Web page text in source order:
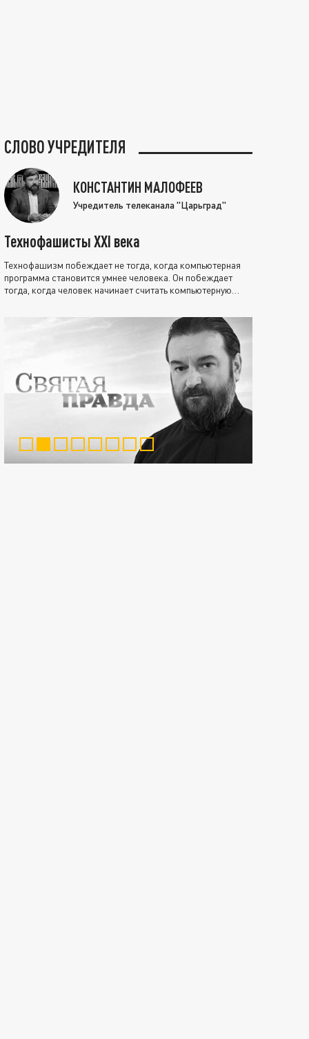
СЛОВО УЧРЕДИТЕЛЯ
КОНСТАНТИН МАЛОФЕЕВ
Учредитель телеканала "Царьград"
Технофашисты XXI века
Технофашизм побеждает не тогда, когда компьютерная
программа становится умнее человека. Он побеждает
тогда, когда человек начинает считать компьютерную